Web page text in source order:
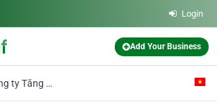
Login
Add Your Business
Công ty Tăng Bình Dương